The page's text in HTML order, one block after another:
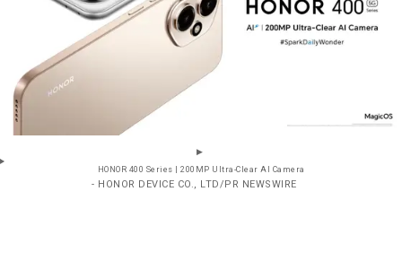
HONOR 400 Series | 200MP Ultra-Clear AI Camera
- HONOR DEVICE CO., LTD/PR NEWSWIRE